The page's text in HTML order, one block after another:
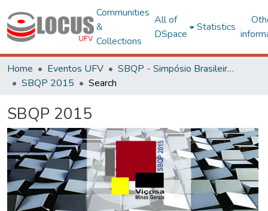
Communities
&
Collections
All of
DSpace
Statistics
Home Eventos UFV
SBQP - Simpósio Brasileiro de Qualidade do Projeto no Ambiente Construído
SBQP 2015
Search
SBQP 2015